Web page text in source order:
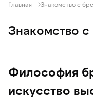
Главная Знакомство с
Знакомство
Философия
искусство